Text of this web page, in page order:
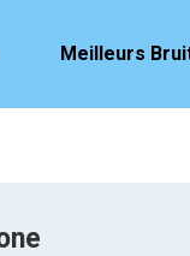
Meilleurs